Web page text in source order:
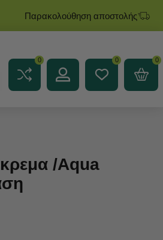
Παρακολούθηση αποστολής
0 0 0
/Aqua